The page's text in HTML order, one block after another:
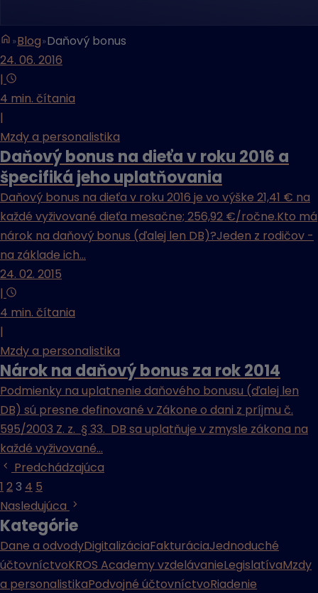
Blog Daňový bonus
24. 06. 2016
|
4 min. čítania
|
Mzdy a personalistika
Daňový bonus na dieťa v roku 2016 a
špecifiká jeho uplatňovania
Daňový bonus na dieťa v roku 2016 je vo výške 21,41 € na
každé vyživované dieťa mesačne; 256,92 €/ročne.Kto má
nárok na daňový bonus (ďalej len DB)?Jeden z rodičov -
na základe ich...
24. 02. 2015
|
4 min. čítania
|
Mzdy a personalistika
Nárok na daňový bonus za rok 2014
Podmienky na uplatnenie daňového bonusu (ďalej len
DB) sú presne definované v Zákone o dani z príjmu č.
595/2003 Z. z. § 33. DB sa uplatňuje v zmysle zákona na
každé vyživované...
Predchádzajúca
1 23 4 5
Nasledujúca
Kategórie
Dane a odvodyDigitalizáciaFakturáciaJednoduché
účtovníctvoKROS Academy vzdelávanieLegislatívaMzdy
a personalistikaPodvojné účtovníctvoRiadenie